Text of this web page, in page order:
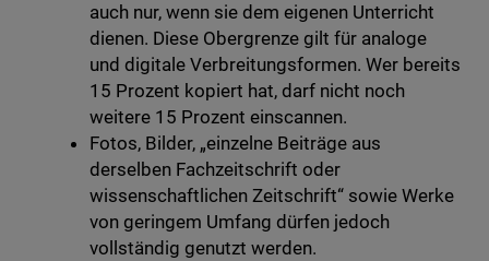
auch nur, wenn sie dem eigenen Unterricht
dienen. Diese Obergrenze gilt für analoge
und digitale Verbreitungsformen. Wer bereits
15 Prozent kopiert hat, darf nicht noch
weitere 15 Prozent einscannen.
Fotos, Bilder, „einzelne Beiträge aus
derselben Fachzeitschrift oder
wissenschaftlichen Zeitschrift“ sowie Werke
von geringem Umfang dürfen jedoch
vollständig genutzt werden.